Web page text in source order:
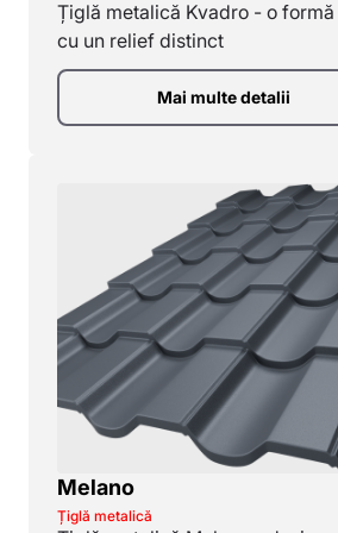
Quartz (Polonia, 0,53 mm,
Țiglă metalică Kvadro - o formă
cu un relief distinct
Mai multe detalii
Melano
Țiglă metalică